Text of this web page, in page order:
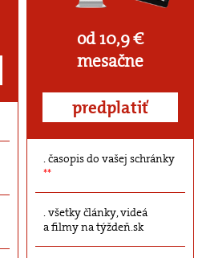
od 10,9 €
mesačne
predplatiť
časopis do vašej schránky
**
všetky články, videá
a filmy na týždeň.sk